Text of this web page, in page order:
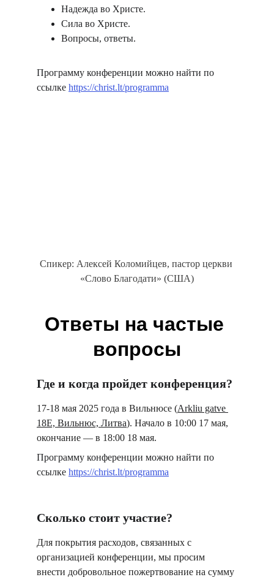
Надежда во Христе.
Сила во Христе.
Вопросы, ответы.
Программу конференции можно найти по
ссылке https://christ.lt/programma
Спикер: Алексей Коломийцев, пастор церкви
«Слово Благодати» (США)
Ответы на частые
вопросы
Где и когда пройдет конференция?
17-18 мая 2025 года в Вильнюсе (Arkliu gatve
18E, Вильнюс, Литва). Начало в 10:00 17 мая,
окончание — в 18:00 18 мая.
Программу конференции можно найти по
ссылке https://christ.lt/programma
Сколько стоит участие?
Для покрытия расходов, связанных с
организацией конференции, мы просим
внести добровольное пожертвование на сумму